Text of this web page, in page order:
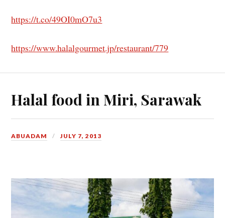
https://t.co/49OI0mO7u3
https://www.halalgourmet.jp/restaurant/779
Halal food in Miri, Sarawak
ABUADAM JULY 7, 2013